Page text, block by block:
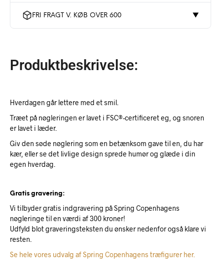
FRI FRAGT V. KØB OVER 600 ▼
Produktbeskrivelse:
Hverdagen går lettere med et smil.
Træet på nøgleringen er lavet i FSC®-certificeret eg, og snoren
er lavet i læder.
Giv den søde nøglering som en betænksom gave til en, du har
kær, eller se det livlige design sprede humør og glæde i din
egen hverdag.
Gratis gravering:
Vi tilbyder gratis indgravering på Spring Copenhagens
nøgleringe til en værdi af 300 kroner!
Udfyld blot graveringsteksten du ønsker nedenfor også klare vi
resten.
Se hele vores udvalg af Spring Copenhagens træfigurer her.